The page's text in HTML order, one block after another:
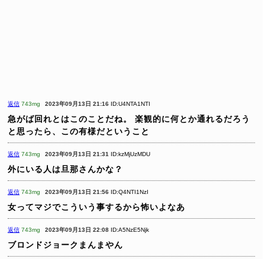
返信 743mg 2023年09月13日 21:16 ID:U4NTA1NTI
急がば回れとはこのことだね。
楽観的に何とか通れるだろう
と思ったら、この有様だということ
返信 743mg 2023年09月13日 21:31 ID:kzMjUzMDU
外にいる人は旦那さんかな？
返信 743mg 2023年09月13日 21:56 ID:Q4NTI1NzI
女ってマジでこういう事するから怖いよなあ
返信 743mg 2023年09月13日 22:08 ID:A5NzE5Njk
ブロンドジョークまんまやん